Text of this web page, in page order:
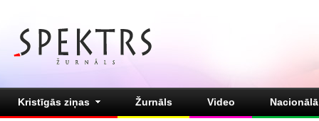
Kristīgās ziņas Žurnāls Video